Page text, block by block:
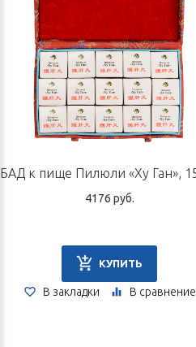
4176 руб.
КУПИТЬ
В закладки В сравнение